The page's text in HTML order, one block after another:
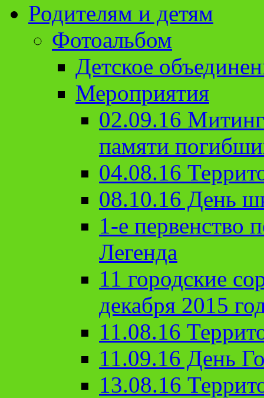
Родителям и детям
Фотоальбом
Детское
Мероприятия
02.09.16
памяти
04.08.16
08.10.16 День
1-е первенство
Легенда
11 городские
декабря 2015
11.08.16
11.09.16 День
13.08.16